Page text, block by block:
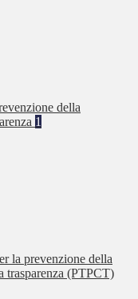
della
1
la prevenzione della
trasparenza (PTPCT)